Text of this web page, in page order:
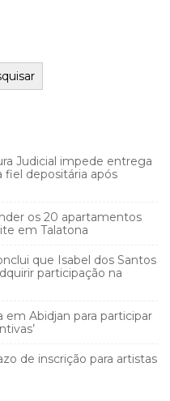
Judicial impede entrega
fiel depositária após
os 20 apartamentos
em Talatona
que Isabel dos Santos
participação na
em Abidjan para participar
de inscrição para artistas